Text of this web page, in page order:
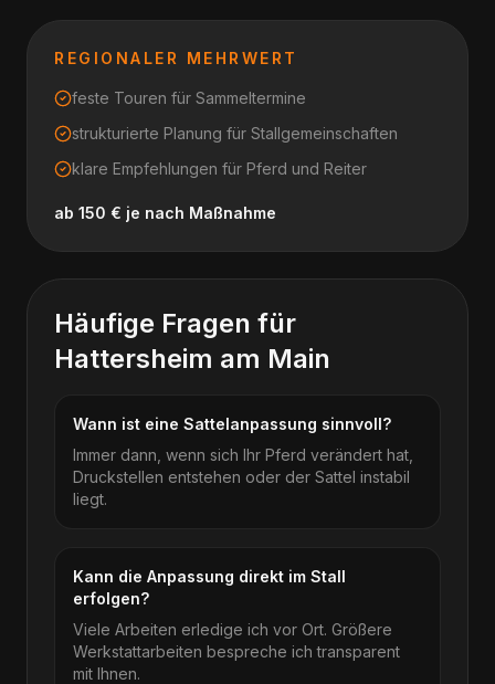
REGIONALER MEHRWERT
feste Touren für Sammeltermine
strukturierte Planung für Stallgemeinschaften
klare Empfehlungen für Pferd und Reiter
ab 150 € je nach Maßnahme
Häufige Fragen für
Hattersheim am Main
Wann ist eine Sattelanpassung sinnvoll?
Immer dann, wenn sich Ihr Pferd verändert hat,
Druckstellen entstehen oder der Sattel instabil
liegt.
Kann die Anpassung direkt im Stall
erfolgen?
Viele Arbeiten erledige ich vor Ort. Größere
Werkstattarbeiten bespreche ich transparent
mit Ihnen.